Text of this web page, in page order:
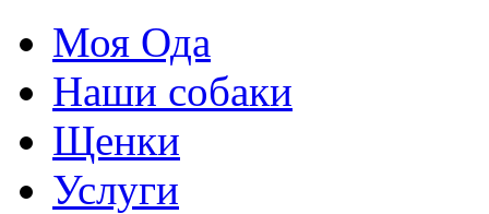
Моя Ода
Наши собаки
Щенки
Услуги